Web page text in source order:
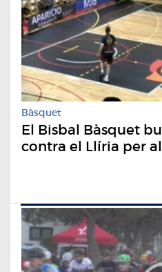
Bàsquet
El Bisbal Bàsquet
contra el Llíria per